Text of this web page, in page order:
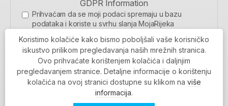
GDPR Information
Prihvaćam da se moji podaci spremaju u bazu
podataka i koriste u svrhu slanja MojaRijeka
MOJARIJEKA NEWSLETTER
PRIJAVI SE
Koristimo kolačiće kako bismo poboljšali vaše korisničko
iskustvo prilikom pregledavanja naših mrežnih stranica.
Ovo prihvaćate korištenjem kolačića i daljnjim
pregledavanjem stranice. Detaljne informacije o korištenju
kolačića na ovoj stranici dostupne su klikom na više
informacija.